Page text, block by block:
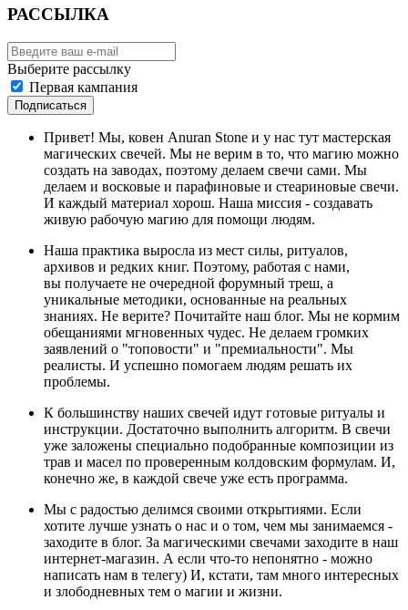
РАССЫЛКА
Выберите рассылку
Первая кампания
Подписаться
Привет! Мы, ковен Anuran Stone и у нас тут мастерская
магических свечей. Мы не верим в то, что магию можно
создать на заводах, поэтому делаем свечи сами. Мы
делаем и восковые и парафиновые и стеариновые свечи.
И каждый материал хорош. Наша миссия - создавать
живую рабочую магию для помощи людям.
Наша практика выросла из мест силы, ритуалов,
архивов и редких книг. Поэтому, работая с нами,
вы получаете не очередной форумный треш, а
уникальные методики, основанные на реальных
знаниях. Не верите? Почитайте наш блог. Мы не кормим
обещаниями мгновенных чудес. Не делаем громких
заявлений о "топовости" и "премиальности". Мы
реалисты. И успешно помогаем людям решать их
проблемы.
К большинству наших свечей идут готовые ритуалы и
инструкции. Достаточно выполнить алгоритм. В свечи
уже заложены специально подобранные композиции из
трав и масел по проверенным колдовским формулам. И,
конечно же, в каждой свече уже есть программа.
Мы с радостью делимся своими открытиями. Если
хотите лучше узнать о нас и о том, чем мы занимаемся -
заходите в блог. За магическими свечами заходите в наш
интернет-магазин. А если что-то непонятно - можно
написать нам в телегу) И, кстати, там много интересных
и злободневных тем о магии и жизни.